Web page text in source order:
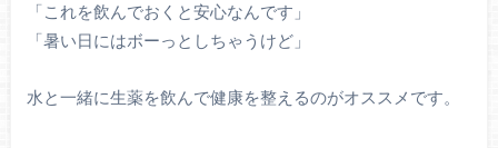
「これを飲んでおくと安心なんです」
「暑い日にはボーっとしちゃうけど」
水と一緒に生薬を飲んで健康を整えるのがオススメです。